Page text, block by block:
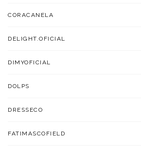
CORACANELA
DELIGHT.OFICIAL
DIMYOFICIAL
DOLPS
DRESSECO
FATIMASCOFIELD